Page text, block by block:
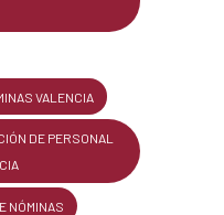
VALENCIA
DE PERSONAL
NÓMINAS